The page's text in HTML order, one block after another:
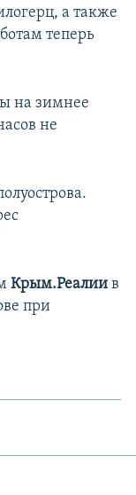
а также
теперь
на зимнее
не
Крым.Реалии в
при